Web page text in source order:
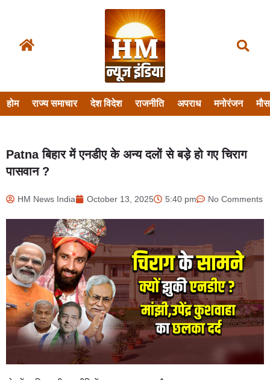
होम राज्य समाचार देश विदेश राजनीति अपराध मनोरंजन
Patna बिहार में एनडीए के अन्य दलों से बड़े हो गए चिराग
पासवान ?
HM News India October 13, 2025 5:40 pm No Comments